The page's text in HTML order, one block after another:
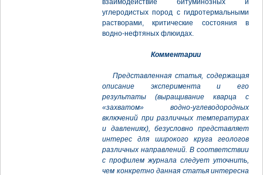
взаимодействие битуминозных и
углеродистых пород с гидротермальными
растворами, критические состояния в
водно-нефтяных флюидах.
Комментарии
Представленная статья, содержащая
описание эксперимента и его
результаты (выращивание кварца с
«захватом» водно-углеводородных
включений при различных температурах
и давлениях), безусловно представляет
интерес для широкого круга геологов
различных направлений. В соответствии
с профилем журнала следует уточнить,
чем конкретно данная статья интересна